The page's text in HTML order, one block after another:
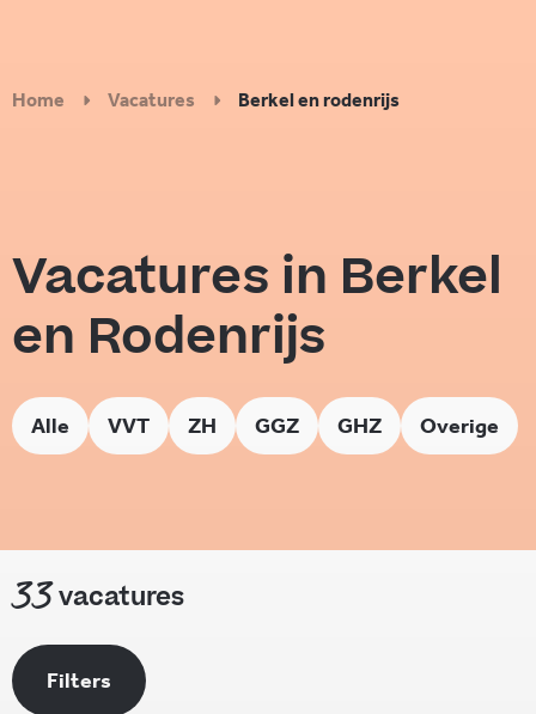
Home Vacatures Berkel en rodenrijs
Vacatures in Berkel
en Rodenrijs
Alle VVT ZH GGZ GHZ Overige
33vacatures
Filters